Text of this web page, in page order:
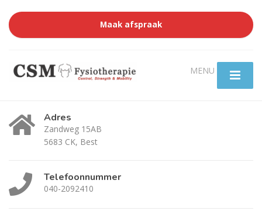
Maak afspraak
Adres
Zandweg 15AB
5683 CK, Best
Telefoonnummer
040-2092410